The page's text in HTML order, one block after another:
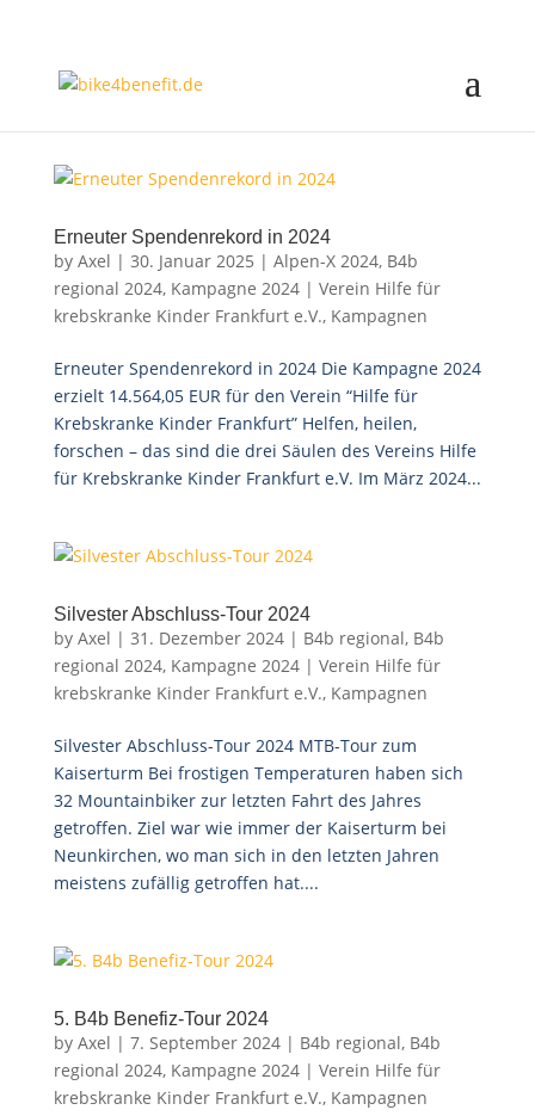
Erneuter Spendenrekord in 2024
by Axel | 30. Januar 2025 | Alpen-X 2024, B4b
regional 2024, Kampagne 2024 | Verein Hilfe für
krebskranke Kinder Frankfurt e.V., Kampagnen
Erneuter Spendenrekord in 2024 Die Kampagne 2024
erzielt 14.564,05 EUR für den Verein “Hilfe für
Krebskranke Kinder Frankfurt” Helfen, heilen,
forschen – das sind die drei Säulen des Vereins Hilfe
für Krebskranke Kinder Frankfurt e.V. Im März 2024...
Silvester Abschluss-Tour 2024
by Axel | 31. Dezember 2024| B4b regional, B4b
regional 2024, Kampagne 2024 | Verein Hilfe für
krebskranke Kinder Frankfurt e.V., Kampagnen
Silvester Abschluss-Tour 2024 MTB-Tour zum
Kaiserturm Bei frostigen Temperaturen haben sich
32 Mountainbiker zur letzten Fahrt des Jahres
getroffen. Ziel war wie immer der Kaiserturm bei
Neunkirchen, wo man sich in den letzten Jahren
meistens zufällig getroffen hat....
5. B4b Benefiz-Tour 2024
by Axel | 7. September 2024| B4b regional, B4b
regional 2024, Kampagne 2024 | Verein Hilfe für
krebskranke Kinder Frankfurt e.V., Kampagnen